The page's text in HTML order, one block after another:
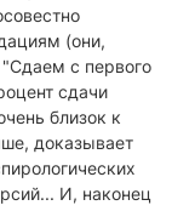
(они,
с первого
сдачи
близок к
доказывает
И, наконец